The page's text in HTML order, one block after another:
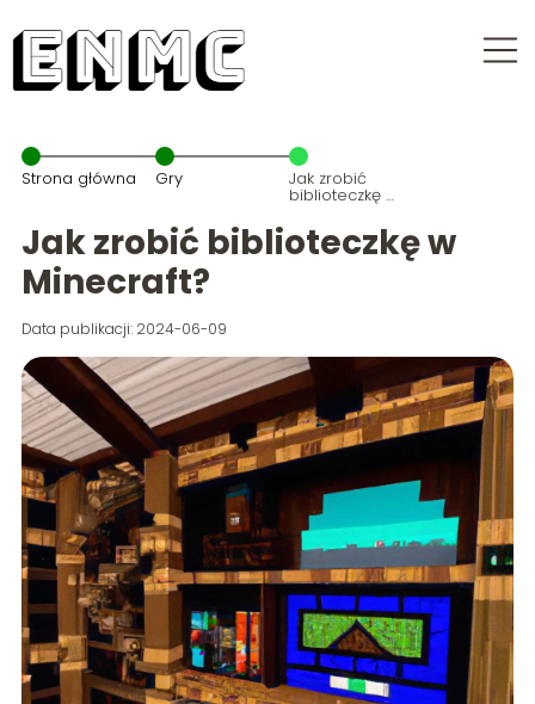
Strona główna Gry Jak zrobić
biblioteczkę w
Jak zrobić biblioteczkę w
Minecraft?
Data publikacji: 2024-06-09